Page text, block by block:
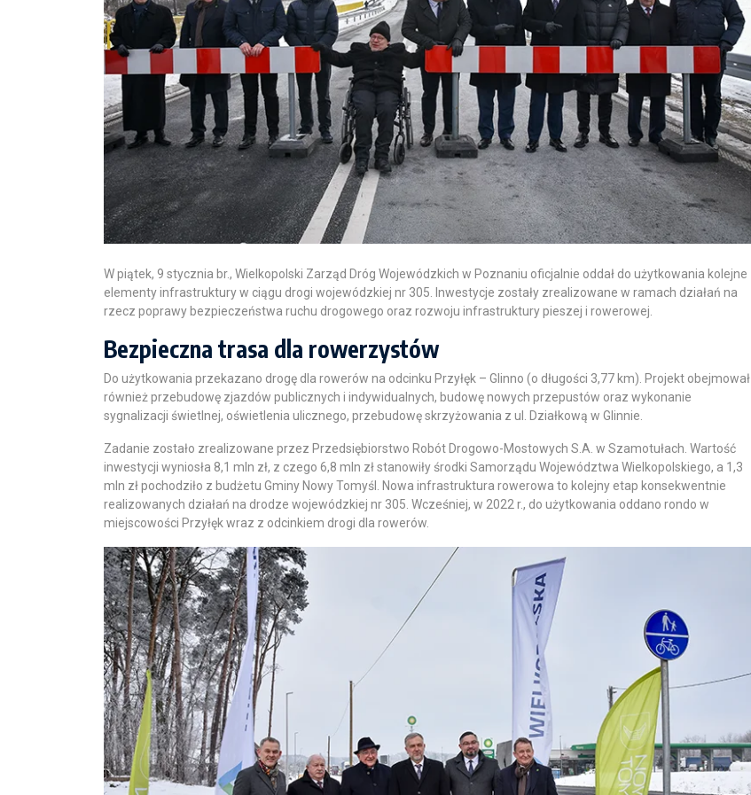
W piątek, 9 stycznia br., Wielkopolski Zarząd Dróg Wojewódzkich w Poznaniu oficjalnie oddał do użytkowania kolejne
elementy infrastruktury w ciągu drogi wojewódzkiej nr 305. Inwestycje zostały zrealizowane w ramach działań na
rzecz poprawy bezpieczeństwa ruchu drogowego oraz rozwoju infrastruktury pieszej i rowerowej.
Bezpieczna trasa dla rowerzystów
Do użytkowania przekazano drogę dla rowerów na odcinku Przyłęk – Glinno (o długości 3,77 km). Projekt obejmował
również przebudowę zjazdów publicznych i indywidualnych, budowę nowych przepustów oraz wykonanie
sygnalizacji świetlnej, oświetlenia ulicznego, przebudowę skrzyżowania z ul. Działkową w Glinnie.
Zadanie zostało zrealizowane przez Przedsiębiorstwo Robót Drogowo-Mostowych S.A. w Szamotułach. Wartość
inwestycji wyniosła 8,1 mln zł, z czego 6,8 mln zł stanowiły środki Samorządu Województwa Wielkopolskiego, a 1,3
mln zł pochodziło z budżetu Gminy Nowy Tomyśl. Nowa infrastruktura rowerowa to kolejny etap konsekwentnie
realizowanych działań na drodze wojewódzkiej nr 305. Wcześniej, w 2022 r., do użytkowania oddano rondo w
miejscowości Przyłęk wraz z odcinkiem drogi dla rowerów.